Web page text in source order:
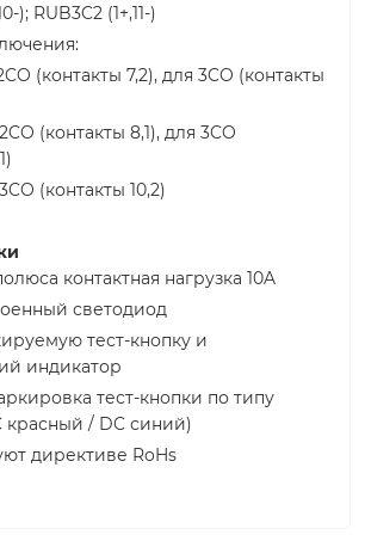
); RUB3C2 (1+,11-)
(контакты 7,2), для 3CO (контакты
(контакты 8,1), для 3CO
(контакты 10,2)
контактная нагрузка 10A
светодиод
тест-кнопку и
индикатор
тест-кнопки по типу
красный / DC синий)
директиве RoHs